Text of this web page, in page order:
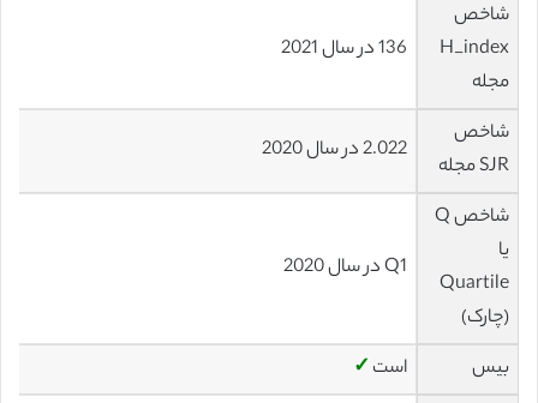
شاخص
H_index
مجله
136 در سال 2021
شاخص
SJR مجله
2.022 در سال 2020
شاخص Q
یا
Quartile
(چارک)
Q1 در سال 2020
بیس است ✓